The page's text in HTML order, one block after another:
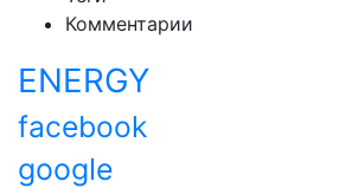
Комментарии
ENERGY
facebook
google